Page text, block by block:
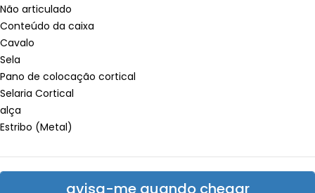
Não articulado
Conteúdo da caixa
Cavalo
Sela
Pano de colocação cortical
Selaria Cortical
alça
Estribo (Metal)
avisa-me quando chegar